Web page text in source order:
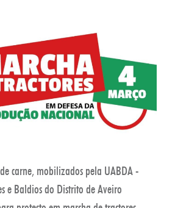
carne, mobilizados pela UABDA -
e Baldios do Distrito de Aveiro